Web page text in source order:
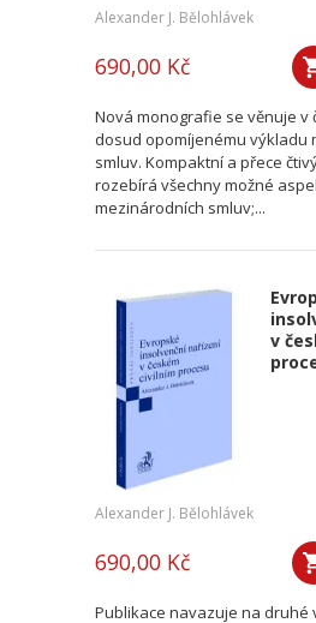
Alexander J. Bělohlávek
690,00 Kč
Nová monografie se věnuje v
dosud opomíjenému výkladu
smluv. Kompaktní a přece
rozebírá všechny možné
mezinárodních smluv;...
v
Alexander J. Bělohlávek
690,00 Kč
Publikace navazuje na druhé